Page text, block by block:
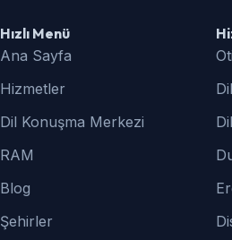
Hızlı Menü
Ana Sayfa
Hizmetler
Dil Konuşma Merkezi
RAM
Blog
Şehirler